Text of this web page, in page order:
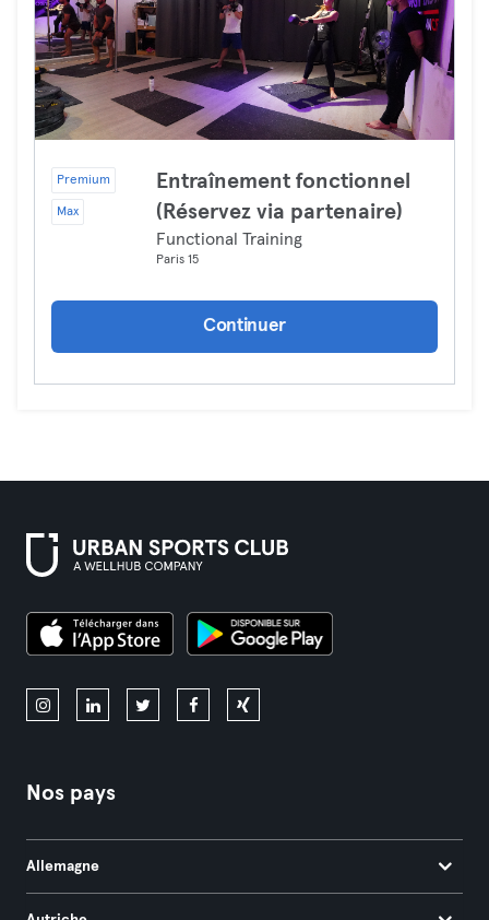
Premium
Max
Entraînement fonctionnel
(Réservez via partenaire)
Functional Training
Paris 15
Continuer
Nos pays
Allemagne